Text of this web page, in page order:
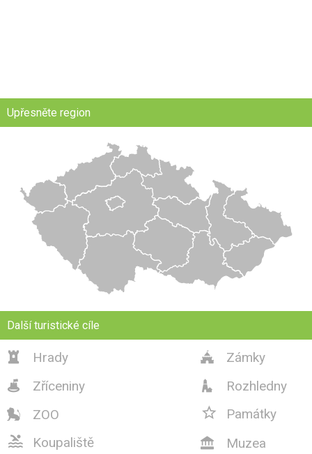
Upřesněte region
Další turistické cíle
 Hrady  Zámky
 Zříceniny  Rozhledny
 ZOO  Památky
 Koupaliště  Muzea